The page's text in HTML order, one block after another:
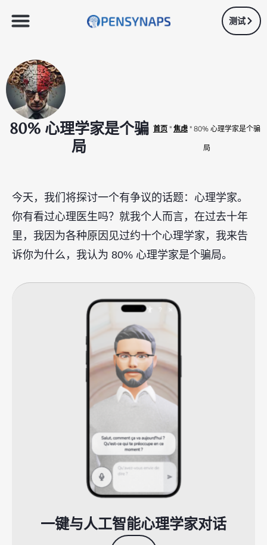
测试
80% 心理学家是个骗
局
首页"焦虑"80% 心理学家是个骗
局
今天，我们将探讨一个有争议的话题：心理学家。
你有看过心理医生吗？就我个人而言，在过去十年
里，我因为各种原因见过约十个心理学家，我来告
诉你为什么，我认为 80% 心理学家是个骗局。
一键与人工智能心理学家对话